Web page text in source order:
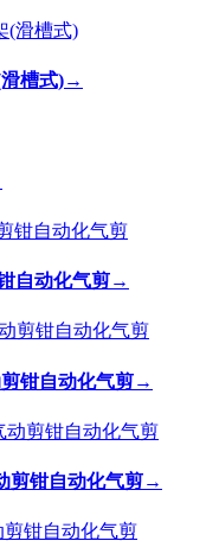
槽式)→
自动化气剪→
钳自动化气剪→
剪钳自动化气剪→